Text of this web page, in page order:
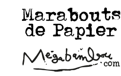
Marabouts
de Papier